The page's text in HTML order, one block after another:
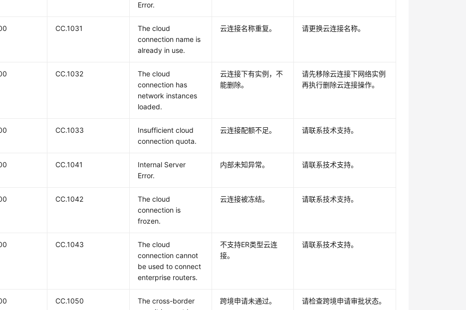
Error.
CC.1031
The cloud
connection name is
already in use.
云连接名称重复。 请更换云连接名称。
CC.1032
The cloud
connection has
network instances
loaded.
云连接下有实例，不
能删除。
请先移除云连接下网络实例
再执行删除云连接操作。
CC.1033
Insufficient cloud
connection quota.
云连接配额不足。 请联系技术支持。
CC.1041
Internal Server
Error.
内部未知异常。 请联系技术支持。
CC.1042
The cloud
connection is
frozen.
云连接被冻结。 请联系技术支持。
CC.1043
The cloud
connection cannot
be used to connect
enterprise routers.
不支持ER类型云连
接。
请联系技术支持。
CC.1050
The cross-border
跨境申请未通过。 请检查跨境申请审批状态。